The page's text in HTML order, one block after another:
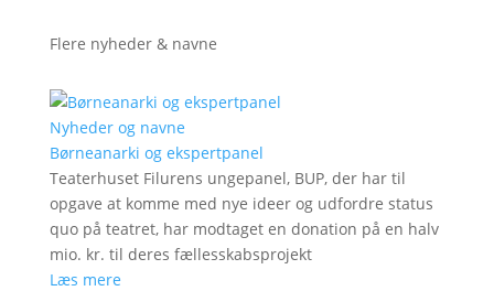
Flere nyheder & navne
Nyheder og navne
Børneanarki og ekspertpanel
Teaterhuset Filurens ungepanel, BUP, der har til
opgave at komme med nye ideer og udfordre status
quo på teatret, har modtaget en donation på en halv
mio. kr. til deres fællesskabsprojekt
Læs mere